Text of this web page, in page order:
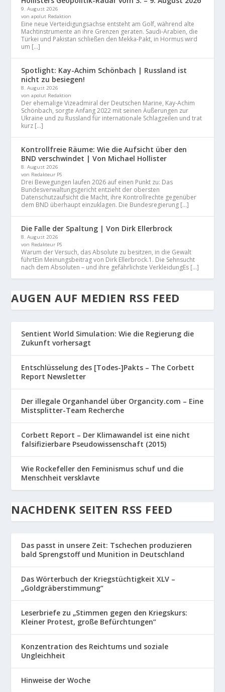
9. August 2026
von apolut Redaktion
Eine neue Verteidigungsachse entsteht am Golf, während alte
Machtinstrumente an ihre Grenzen geraten. Saudi-Arabien, die
Türkei und Pakistan schließen den Mekka-Pakt, in Hormus wird
um […]
Spotlight: Kay-Achim Schönbach | Russland ist
nicht zu besiegen!
8. August 2026
von apolut Redaktion
Der ehemalige Vizeadmiral der Deutschen Marine, Kay-Achim
Schönbach, sorgte Anfang 2022 mit seinen Äußerungen zur
Ukraine und zu Russland für internationale Schlagzeilen und trat
kurz […]
Kontrollfreie Räume: Wie die Aufsicht über den
BND verschwindet | Von Michael Hollister
8. August 2026
von Redakteur PS
Drei Bewegungen laufen 2026 auf einen Punkt zu: Das
Bundesverwaltungsgericht entzieht der obersten
Datenschutzaufsicht die Macht, ihre Kontrollrechte gegenüber
dem BND überhaupt einzuklagen. Die Bundesregierung […]
Die Falle der Spaltung | Von Dirk Ellerbrock
8. August 2026
von Redakteur PS
Warum der Versuch, das Absolute zu besitzen, in die Gewalt
führtEin Meinungsbeitrag von Dirk Ellerbrock.1. Die Sehnsucht
nach dem Absoluten – und ihre gefährlichste VerkleidungEs […]
AUGEN AUF MEDIEN RSS FEED
Sentient World Simulation: Wie die Regierung die
Zukunft vorhersagt
Entschlüsselung des [Todes-]Pakts – The Corbett
Report Newsletter
Der illegale Organhandel über Organcity.com – Eine
Mistsplitter-Team Recherche
Corbett Report – Der Klimawandel ist eine nicht
falsifizierbare Pseudowissenschaft (2015)
Wie Rockefeller den Feminismus schuf und die
Menschheit versklavte
NACHDENK SEITEN RSS FEED
Das passt in unsere Zeit: Tschechen produzieren
bald Sprengstoff und Munition in Deutschland
Das Wörterbuch der Kriegstüchtigkeit XLV –
„Goldgräberstimmung“
Leserbriefe zu „Stimmen gegen den Kriegskurs:
Kleiner Protest, große Befürchtungen“
Konzentration des Reichtums und soziale
Ungleichheit
Hinweise der Woche